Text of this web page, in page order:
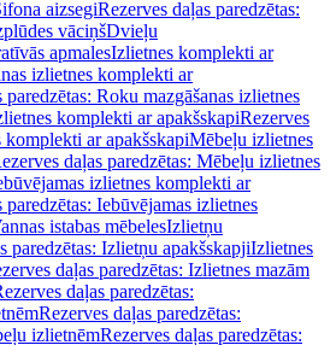
aizsegiRezerves daļas paredzētas:
vāciņšDvieļu
apmalesIzlietnes komplekti ar
izlietnes komplekti ar
paredzētas: Roku mazgāšanas izlietnes
komplekti ar apakšskapiRezerves
komplekti ar apakšskapiMēbeļu izlietnes
daļas paredzētas: Mēbeļu izlietnes
izlietnes komplekti ar
paredzētas: Iebūvējamas izlietnes
istabas mēbelesIzlietņu
paredzētas: Izlietņu apakšskapjiIzlietnes
daļas paredzētas: Izlietnes mazām
daļas paredzētas:
Rezerves daļas paredzētas:
izlietnēmRezerves daļas paredzētas: